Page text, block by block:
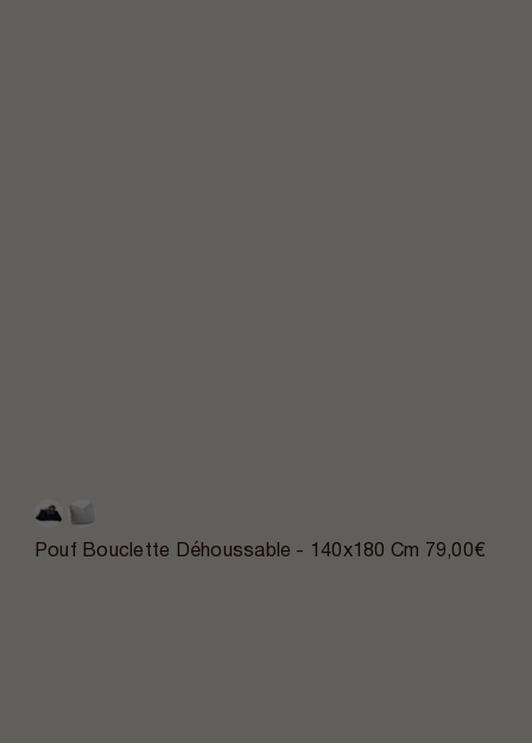
Pouf Bouclette Déhoussable - 140x180 Cm 79,00€